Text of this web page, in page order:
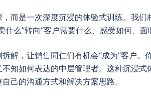
而是一次深度沉浸的体验式训练。我
么”转向“客户需要什么、感受如何、面
解，让销售同仁们有机会“成为”客户。
知如何表达的中层管理者。这种沉浸
己的沟通方式和解决方案思路。